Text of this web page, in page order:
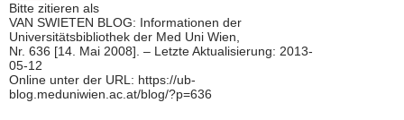
Bitte zitieren als
VAN SWIETEN BLOG: Informationen der
Universitätsbibliothek der Med Uni Wien,
Nr. 636 [14. Mai 2008]. – Letzte Aktualisierung: 2013-
05-12
Online unter der URL: https://ub-
blog.meduniwien.ac.at/blog/?p=636